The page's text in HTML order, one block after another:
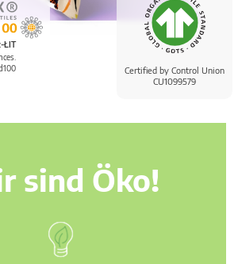
Certified by Control Union
CU1099579
ŁIT
sind Öko!